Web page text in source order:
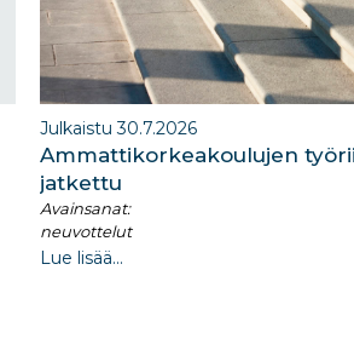
Julkaistu 30.7.2026
Ammattikorkeakoulujen
jatkettu
Avainsanat:
neuvottelut
Lue lisää...